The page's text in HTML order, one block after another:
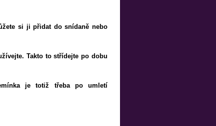
si ji přidat do snídaně nebo
Takto to střídejte po dobu
je totiž třeba po umletí